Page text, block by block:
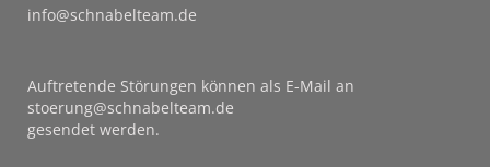
info@schnabelteam.de
Auftretende Störungen können als E-Mail an
stoerung@schnabelteam.de
gesendet werden.